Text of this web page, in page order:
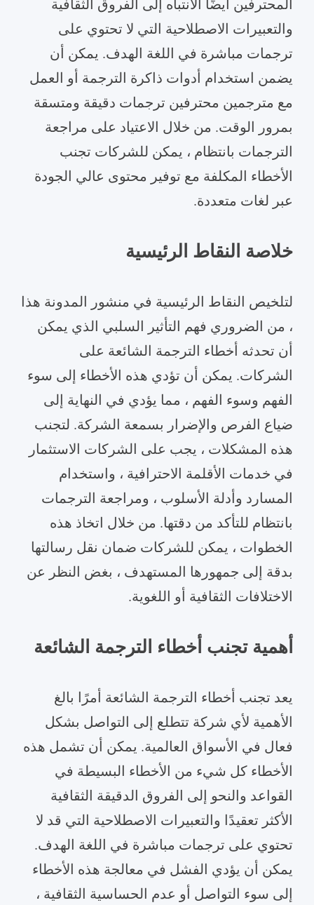
المحترفين أيضًا الانتباه إلى الفروق الثقافية
والتعبيرات الاصطلاحية التي لا تحتوي على
ترجمات مباشرة في اللغة الهدف. يمكن أن
يضمن استخدام أدوات ذاكرة الترجمة أو العمل
مع مترجمين محترفين ترجمات دقيقة ومتسقة
بمرور الوقت. من خلال الاعتياد على مراجعة
الترجمات بانتظام ، يمكن للشركات تجنب
الأخطاء المكلفة مع توفير محتوى عالي الجودة
عبر لغات متعددة.
خلاصة النقاط الرئيسية
لتلخيص النقاط الرئيسية في منشور المدونة هذا
، من الضروري فهم التأثير السلبي الذي يمكن
أن تحدثه أخطاء الترجمة الشائعة على
الشركات. يمكن أن تؤدي هذه الأخطاء إلى سوء
الفهم وسوء الفهم ، مما يؤدي في النهاية إلى
ضياع الفرص والإضرار بسمعة الشركة. لتجنب
هذه المشكلات ، يجب على الشركات الاستثمار
في خدمات الأقلمة الاحترافية ، واستخدام
المسارد وأدلة الأسلوب ، ومراجعة الترجمات
بانتظام للتأكد من دقتها. من خلال اتخاذ هذه
الخطوات ، يمكن للشركات ضمان نقل رسالتها
بدقة إلى جمهورها المستهدف ، بغض النظر عن
الاختلافات الثقافية أو اللغوية.
أهمية تجنب أخطاء الترجمة الشائعة
يعد تجنب أخطاء الترجمة الشائعة أمرًا بالغ
الأهمية لأي شركة تتطلع إلى التواصل بشكل
فعال في الأسواق العالمية. يمكن أن تشمل هذه
الأخطاء كل شيء من الأخطاء البسيطة في
القواعد والنحو إلى الفروق الدقيقة الثقافية
الأكثر تعقيدًا والتعبيرات الاصطلاحية التي قد لا
تحتوي على ترجمات مباشرة في اللغة الهدف.
يمكن أن يؤدي الفشل في معالجة هذه الأخطاء
إلى سوء التواصل أو عدم الحساسية الثقافية ،